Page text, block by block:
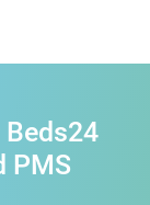
Beds24
PMS